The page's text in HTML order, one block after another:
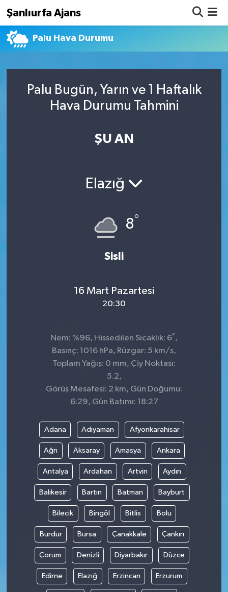
Şanlıurfa Ajans
Palu Hava Durumu
Palu Bugün, Yarın ve 1 Haftalık
Hava Durumu Tahmini
ŞU AN
Elazığ
8°
Sisli
16 Mart Pazartesi
20:30
Nem: %96, Hissedilen Sıcaklık: 6° ,
Basınç: 1016 hPa, Rüzgar: 5 km/s,
Toplam Yağış: 0 mm, Çiy Noktası:
5.2,
Görüş Mesafesi: 2 km, Gün Doğumu:
6:29, Gün Batımı: 18:27
Adana Adıyaman Afyonkarahisar
Ağrı Aksaray Amasya Ankara
Antalya Ardahan Artvin Aydın
Balıkesir Bartın Batman Bayburt
Bilecik Bingöl Bitlis Bolu
Burdur Bursa Çanakkale Çankırı
Çorum Denizli Diyarbakır Düzce
Edirne Elazığ Erzincan Erzurum
Nöbetçi Eczaneler
Namaz Vakitleri
Süper Lig Puan Durumu ve Fikstür